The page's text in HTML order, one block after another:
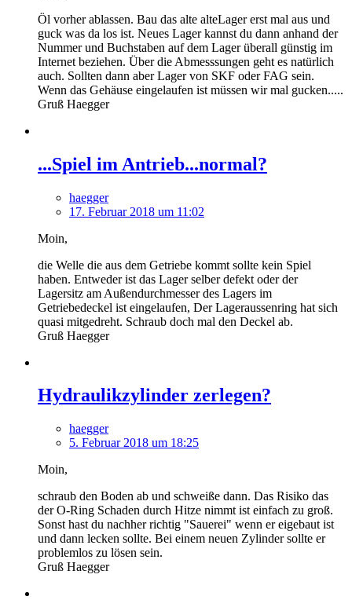
Öl vorher ablassen. Bau das alte alteLager erst mal aus und
guck was da los ist. Neues Lager kannst du dann anhand der
Nummer und Buchstaben auf dem Lager überall günstig im
Internet beziehen. Über die Abmesssungen geht es natürlich
auch. Sollten dann aber Lager von SKF oder FAG sein.
Wenn das Gehäuse eingelaufen ist müssen wir mal gucken.....
Gruß Haegger
...Spiel im Antrieb...normal?
haegger
17. Februar 2018 um 11:02
Moin,
die Welle die aus dem Getriebe kommt sollte kein Spiel
haben. Entweder ist das Lager selber defekt oder der
Lagersitz am Außendurchmesser des Lagers im
Getriebedeckel ist eingelaufen, Der Lageraussenring hat sich
quasi mitgedreht. Schraub doch mal den Deckel ab.
Gruß Haegger
Hydraulikzylinder zerlegen?
haegger
5. Februar 2018 um 18:25
Moin,
schraub den Boden ab und schweiße dann. Das Risiko das
der O-Ring Schaden durch Hitze nimmt ist einfach zu groß.
Sonst hast du nachher richtig "Sauerei" wenn er eigebaut ist
und dann lecken sollte. Bei einem neuen Zylinder sollte er
problemlos zu lösen sein.
Gruß Haegger